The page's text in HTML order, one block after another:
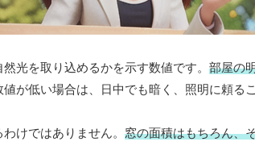
光を取り込めるかを示す数値です。 部屋の
が低い場合は、日中でも暗く、照明に頼る
けではありません。 窓の面積はもちろん、